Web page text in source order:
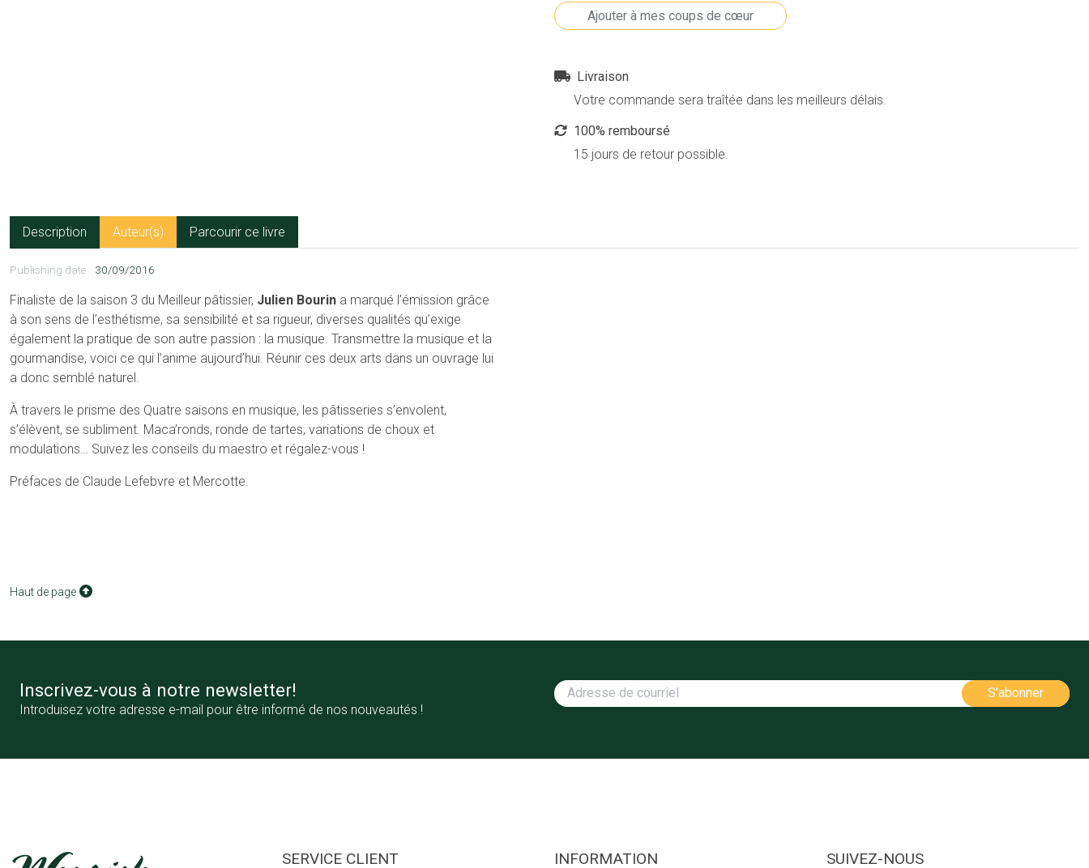
Livraison
Votre commande sera traîtée dans les meilleurs délais.
100% remboursé
15 jours de retour possible.
Description Auteur(s) Parcourir ce livre
Publishing date 30/09/2016
Finaliste de la saison 3 du Meilleur pâtissier, Julien Bourin a marqué l’émission grâce
à son sens de l’esthétisme, sa sensibilité et sa rigueur, diverses qualités qu’exige
également la pratique de son autre passion : la musique. Transmettre la musique et la
gourmandise, voici ce qui l’anime aujourd’hui. Réunir ces deux arts dans un ouvrage lui
a donc semblé naturel.
À travers le prisme des Quatre saisons en musique, les pâtisseries s’envolent,
s’élèvent, se subliment. Maca’ronds, ronde de tartes, variations de choux et
modulations… Suivez les conseils du maestro et régalez-vous !
Préfaces de Claude Lefebvre et Mercotte.
Haut de page
Inscrivez-vous à notre newsletter!
Introduisez votre adresse e-mail pour être informé de nos nouveautés !
SERVICE CLIENT INFORMATION SUIVEZ-NOUS